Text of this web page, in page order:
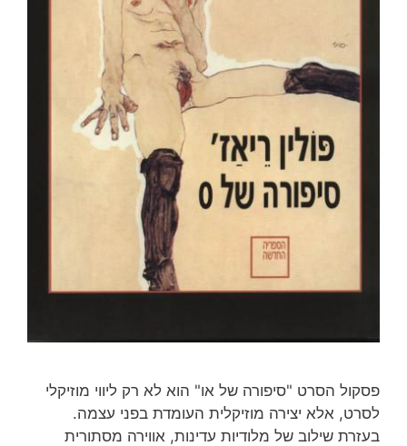
פסקול הסרט "סיפורה של או" הוא לא רק ליווי מוזיקלי
לסרט, אלא יצירה מוזיקלית העומדת בפני עצמה.
בעזרת שילוב של מלודיות עדינות, אווירה מסתורית